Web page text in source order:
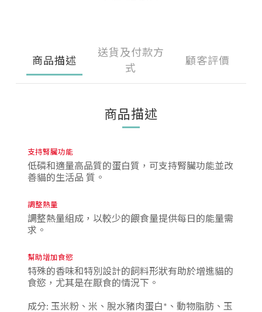
商品描述
送貨及付款方
式
顧客評價
商品描述
支持腎臟功能
低磷和適量高品質的蛋白質，可支持腎臟功能並改
善貓的生活品 質。
調整熱量
調整熱量組成，以較少的餵食量提供每日的能量需
求。
幫助增加食慾
特殊的香味和特別設計的飼料形狀有助於增進貓的
食慾，尤其是在厭食的情況下。
成分: 玉米粉、米、脫水豬肉蛋白*、動物脂肪、玉